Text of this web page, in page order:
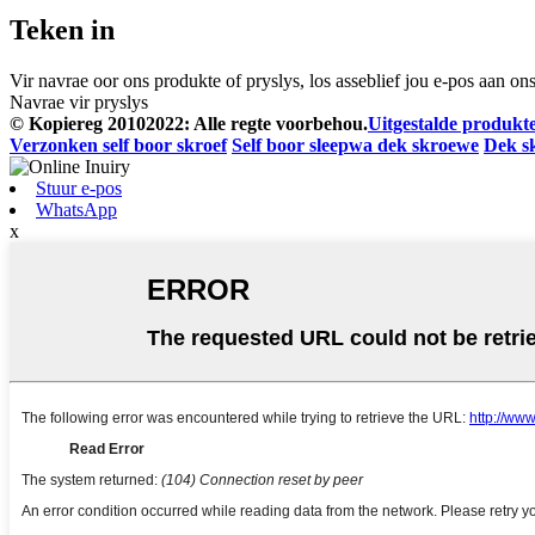
Teken in
Vir navrae oor ons produkte of pryslys, los asseblief jou e-pos aan
Navrae vir pryslys
© Kopiereg 20102022: Alle regte voorbehou.Uitgestalde
Verzonken self boor skroef Self boor sleepwa dek skroewe Dek
Stuur e-pos
WhatsApp
x